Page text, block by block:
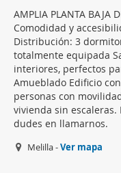
AMPLIA PLANTA BAJA
Comodidad y
Distribución: 3
totalmente equipada
interiores, perfectos
Amueblado Edificio
personas con
vivienda sin
dudes en llamarnos.
Melilla -Ver mapa